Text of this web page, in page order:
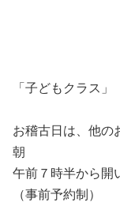
「子どもクラス」
お稽古日は、他の
朝
午前７時半から開
（事前予約制）